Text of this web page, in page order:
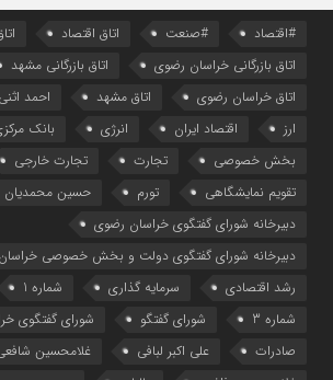
#اقتصاد #صنعت اتاق اقتصاد
اتاق بازرگانی خراسان رضوی
اتاق بازرگانی مشهد
اتاق خراسان رضوی
اتاق مشهد
احمد
ارز
اقتصاد ایران انرژی
بانک
بخش خصوصی
تجارت تجارت خارجی
تقویم نمایشگاهی
تورم
حسین محمدیان
دبیرخانه شورای گفتگوی خراسان رضوی
دبیرخانه شورای گفتگوی دولت و بخش خصوصی
رشد اقتصادی
سرمایه گذاری شماره 1
شماره 3
شورای گفتگو
شورای گفتگوی
صادرات
علی اکبر لبافی
غلامحسین